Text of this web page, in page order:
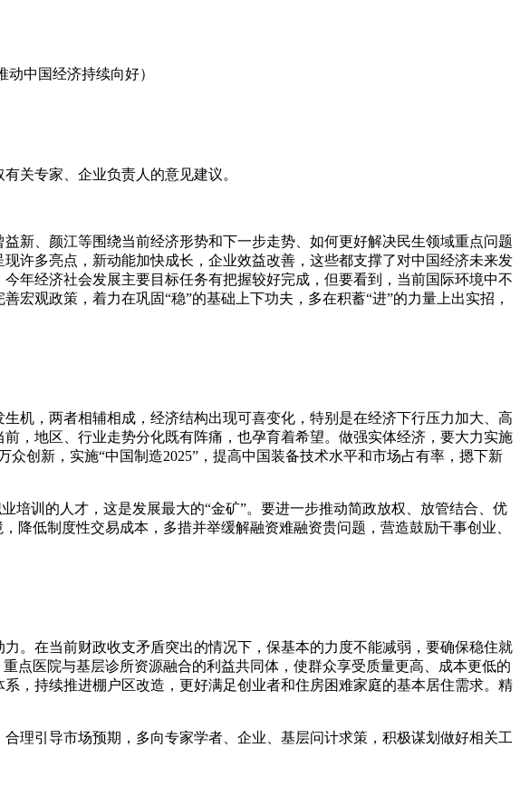
中国经济持续向好）
关专家、企业负责人的意见建议。
新、颜江等围绕当前经济形势和下一步走势、如何更好解决民生领域重点问题
许多亮点，新动能加快成长，企业效益改善，这些都支撑了对中国经济未来发
年经济社会发展主要目标任务有把握较好完成，但要看到，当前国际环境中不
观政策，着力在巩固“稳”的基础上下功夫，多在积蓄“进”的力量上出实招，
机，两者相辅相成，经济结构出现可喜变化，特别是在经济下行压力加大、高
，地区、行业走势分化既有阵痛，也孕育着希望。做强实体经济，要大力实施
创新，实施“中国制造2025”，提高中国装备技术水平和市场占有率，摁下新
培训的人才，这是发展最大的“金矿”。要进一步推动简政放权、放管结合、优
降低制度性交易成本，多措并举缓解融资难融资贵问题，营造鼓励干事创业、
。在当前财政收支矛盾突出的情况下，保基本的力度不能减弱，要确保稳住就
点医院与基层诊所资源融合的利益共同体，使群众享受质量更高、成本更低的
，持续推进棚户区改造，更好满足创业者和住房困难家庭的基本居住需求。精
理引导市场预期，多向专家学者、企业、基层问计求策，积极谋划做好相关工